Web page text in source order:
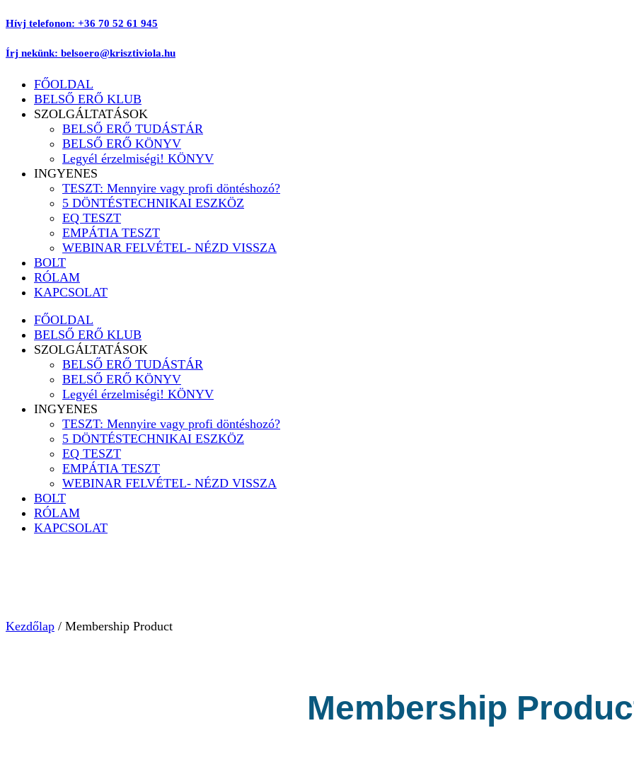
Ugrás
tartalomhoz
Hívj telefonon: +36 70 52 61 945
Írj nekünk: belsoero@krisztiviola.hu
FŐOLDAL
BELSŐ ERŐ KLUB
SZOLGÁLTATÁSOK
BELSŐ ERŐ TUDÁSTÁR
BELSŐ ERŐ KÖNYV
Legyél érzelmiségi! KÖNYV
INGYENES
TESZT: Mennyire vagy profi döntéshozó?
5 DÖNTÉSTECHNIKAI ESZKÖZ
EQ TESZT
EMPÁTIA TESZT
WEBINAR FELVÉTEL- NÉZD VISSZA
BOLT
RÓLAM
KAPCSOLAT
FŐOLDAL
BELSŐ ERŐ KLUB
SZOLGÁLTATÁSOK
BELSŐ ERŐ TUDÁSTÁR
BELSŐ ERŐ KÖNYV
Legyél érzelmiségi! KÖNYV
INGYENES
TESZT: Mennyire vagy profi döntéshozó?
5 DÖNTÉSTECHNIKAI ESZKÖZ
EQ TESZT
EMPÁTIA TESZT
WEBINAR FELVÉTEL- NÉZD VISSZA
BOLT
RÓLAM
KAPCSOLAT
Kezdőlap / Membership Product
Membership